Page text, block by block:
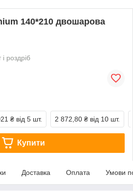
140*210 двошарова
роздріб
₴ від 5 шт. 2 872,80 ₴ від 10 шт.
Купити
Доставка Оплата Умови